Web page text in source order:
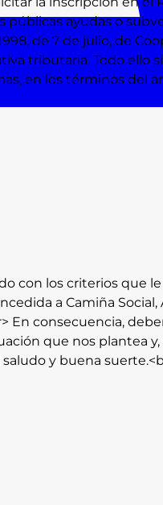
ayudas o
de 7 de julio, de
tributaria. Todo ello
en los términos del
con los criterios que
a Camiña
En consecuencia,
que nos plantea
y buena